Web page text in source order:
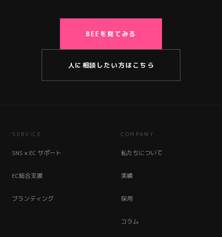
BEEを見てみる
人に相談したい方はこちら
SERVICE
SNS × EC サポート
EC総合支援
ブランディング
COMPANY
私たちについて
実績
採用
コラム